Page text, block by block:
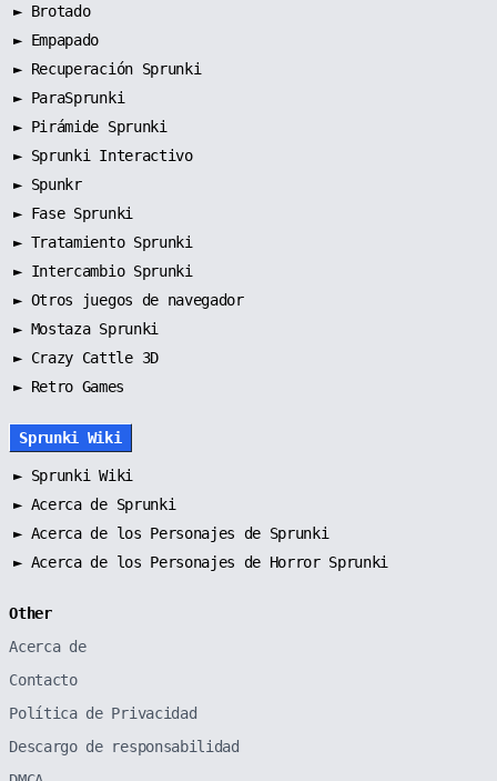
► Brotado
► Empapado
► Recuperación Sprunki
► ParaSprunki
► Pirámide Sprunki
► Sprunki Interactivo
► Spunkr
► Fase Sprunki
► Tratamiento Sprunki
► Intercambio Sprunki
► Otros juegos de navegador
► Mostaza Sprunki
► Crazy Cattle 3D
► Retro Games
Sprunki Wiki
► Sprunki Wiki
► Acerca de Sprunki
► Acerca de los Personajes de Sprunki
► Acerca de los Personajes de Horror Sprunki
Other
Acerca de
Contacto
Política de Privacidad
Descargo de responsabilidad